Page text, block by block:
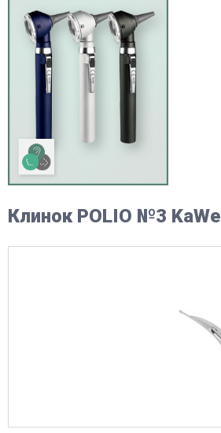
Клинок POLIO №3 KaWe